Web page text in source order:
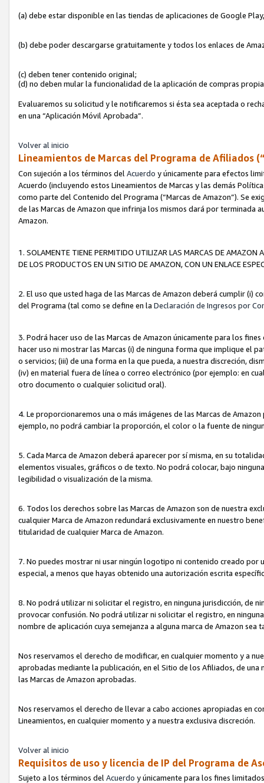
(a) debe estar disponible en las tiendas de aplicaciones de Google
(b) debe poder descargarse gratuitamente y todos los enlaces de
(c) deben tener contenido original;
(d) no deben mular la funcionalidad de la aplicación de compras
Evaluaremos su solicitud y le notificaremos si ésta sea aceptada o
en una “Aplicación Móvil Aprobada”.
Volver al inicio
Lineamientos de Marcas del Programa de Afiliados
Con sujeción a los términos del Acuerdo y únicamente para efectos
Acuerdo (incluyendo estos Lineamientos de Marcas y las demás
como parte del Contenido del Programa (“Marcas de Amazon”). Se
de las Marcas de Amazon que infrinja los mismos dará por terminada
Amazon.
1. SOLAMENTE TIENE PERMITIDO UTILIZAR LAS MARCAS DE
DE LOS PRODUCTOS EN UN SITIO DE AMAZON, CON UN ENLACE
2. El uso que usted haga de las Marcas de Amazon deberá cumplir (i)
del Programa (tal como se define en la Declaración de Ingresos por
3. Podrá hacer uso de las Marcas de Amazon únicamente para los
hacer uso ni mostrar las Marcas (i) de ninguna forma que implique el
o servicios; (iii) de una forma en la que pueda, a nuestra discreción,
(iv) en material fuera de línea o correo electrónico (por ejemplo: en
otro documento o cualquier solicitud oral).
4. Le proporcionaremos una o más imágenes de las Marcas de
ejemplo, no podrá cambiar la proporción, el color o la fuente de
5. Cada Marca de Amazon deberá aparecer por sí misma, en su
elementos visuales, gráficos o de texto. No podrá colocar, bajo
legibilidad o visualización de la misma.
6. Todos los derechos sobre las Marcas de Amazon son de nuestra
cualquier Marca de Amazon redundará exclusivamente en nuestro
titularidad de cualquier Marca de Amazon.
7. No puedes mostrar ni usar ningún logotipo ni contenido creado por
especial, a menos que hayas obtenido una autorización escrita
8. No podrá utilizar ni solicitar el registro, en ninguna jurisdicción, de
provocar confusión. No podrá utilizar ni solicitar el registro, en
nombre de aplicación cuya semejanza a alguna marca de Amazon
Nos reservamos el derecho de modificar, en cualquier momento y a
aprobadas mediante la publicación, en el Sitio de los Afiliados, de
las Marcas de Amazon aprobadas.
Nos reservamos el derecho de llevar a cabo acciones apropiadas en
Lineamientos, en cualquier momento y a nuestra exclusiva discreción.
Volver al inicio
Requisitos de uso y licencia de IP del Programa de
Sujeto a los términos del Acuerdo y únicamente para los fines